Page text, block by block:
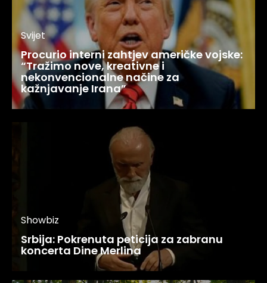
Svijet
Procurio interni zahtjev američke vojske:
“Tražimo nove, kreativne i
nekonvencionalne načine za
kažnjavanje Irana”
Showbiz
Srbija: Pokrenuta peticija za zabranu
koncerta Dine Merlina